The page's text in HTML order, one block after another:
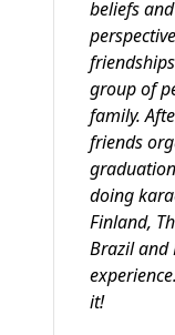
beliefs
group of
family.
friends
doing
Finland,
Brazil and
it!